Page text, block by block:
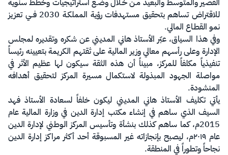
القصير والمتوسط والبعيد مـن خـلال وضـع استراتيجيات وخطط سنوية
للاقتراض تساهم بتحقيق مستهدفات رؤية المملكـة 2030 فــي تعزيز
نمو القطـاع المالي.
وفي هذا السياق، عبّر الأستاذ هاني المديني عن شكره وتقديره لمجلس
الإدارة وعلى رأسهم معالي وزير المالية على ثقتهم الكريمة بتعيينه رئيساً
تنفيذياً مكلفاً للمركز، مبيناً أن هذه الثقة سيكون لها عظيم الأثر في
مواصلة الجهود المبذولة لاستكمال مسيرة المركز لتحقيق أهدافه
المنشودة.
يأتي تكليف الأستاذ هاني المديني ليكون خلفاً لسعادة الأستاذ فهد
السيف الذي ساهم في إنشاء مكتب إدارة الدين في وزارة المالية عام
2015م، كما ساهم كذلك بنشأة وتأسيس المركز الوطني لإدارة الدين
عام ٢٠١٩م، ليصبح بإنجازاته غير المسبوقة أحد أكثر مراكز إدارة الدين
نجاحاً وتطوراً في المنطقة.